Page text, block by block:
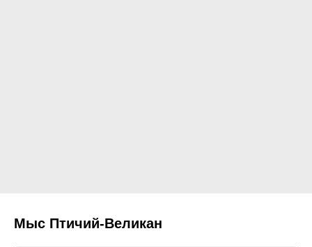
Мыс Птичий-Великан